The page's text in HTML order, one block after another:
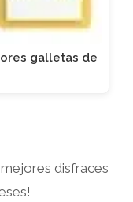
galletas de
disfraces